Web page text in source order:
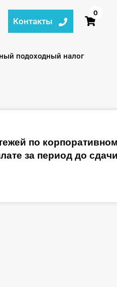
Контакты
0
подоходный налог
по
за период до